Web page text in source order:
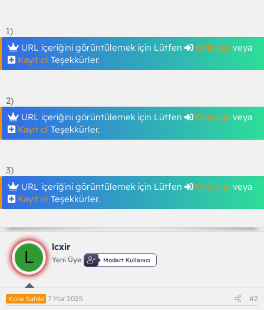
1)
URL içeriğini görüntülemek için Lütfen
Giriş yap veya
Kayıt ol Teşekkürler.
2)
URL içeriğini görüntülemek için Lütfen
Giriş yap veya
Kayıt ol Teşekkürler.
3)
URL içeriğini görüntülemek için Lütfen
Giriş yap veya
Kayıt ol Teşekkürler.
L
lcxir
Yeni Üye Modart Kullanıcı
Konu Sahibi 7 Mar 2025 #2